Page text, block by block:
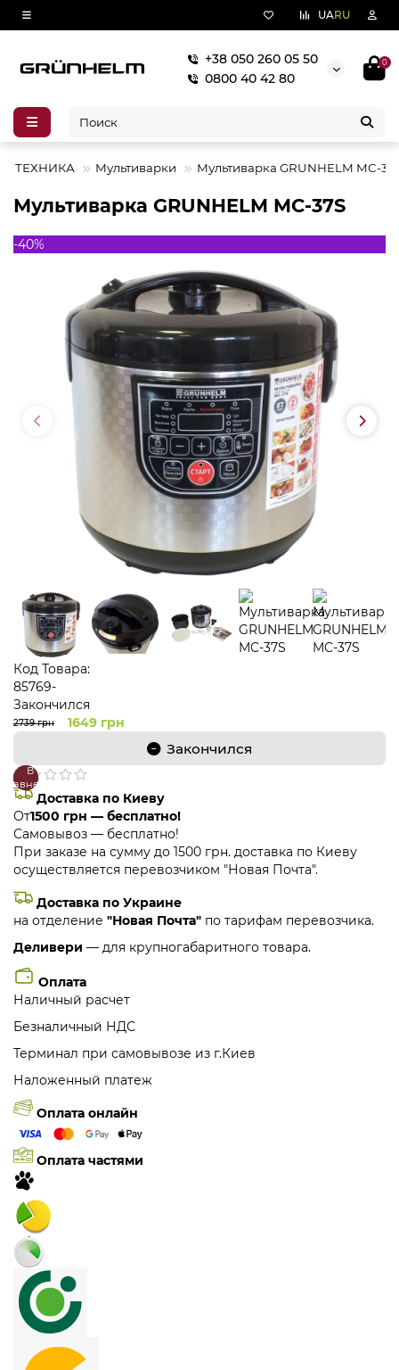
UARU
+38 050 260 05 50
0800 40 42 80
0
ТЕХНИКА Мультиварки Мультиварка GRUNHELM MC-
Мультиварка GRUNHELM MC-37S
-40%
Код Товара:
85769-
Закончился
2739 грн 1649 грн
Закончился
В
закладки
В
сравнение
Доставка по Киеву
От1500 грн — бесплатно!
Самовывоз — бесплатно!
При заказе на сумму до 1500 грн. доставка по Киеву
осуществляется перевозчиком "Новая Почта".
Доставка по Украине
на отделение "Новая Почта" по тарифам перевозчика.
Деливери — для крупногабаритного товара.
Оплата
Наличный расчет
Безналичный НДС
Терминал при самовывозе из г.Киев
Наложенный платеж
Оплата онлайн
Оплата частями